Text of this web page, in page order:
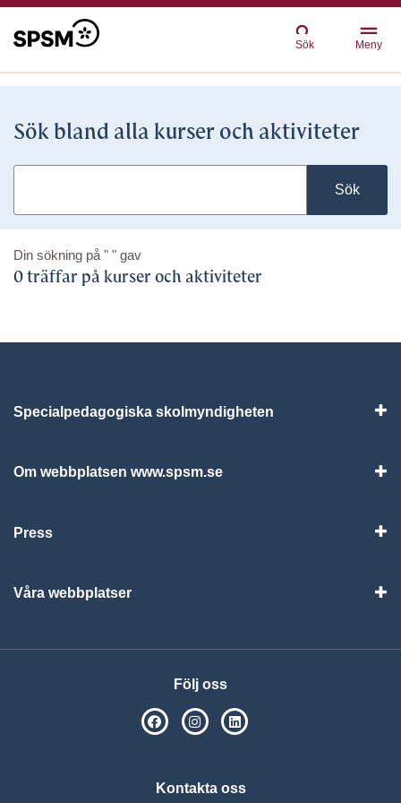
Sök Meny
Sök bland alla kurser och aktiviteter
Sök
Din sökning på " " gav
0 träffar på kurser och aktiviteter
Specialpedagogiska skolmyndigheten
Om webbplatsen www.spsm.se
Press
Våra webbplatser
Följ oss
SPSM på Facebook
SPSM på Instagram
Kontakta oss